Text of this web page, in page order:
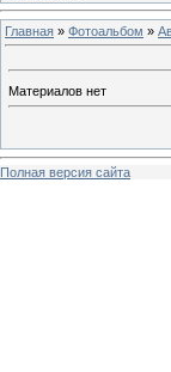
Главная » Фотоальбом »
Материалов нет
Полная версия сайта